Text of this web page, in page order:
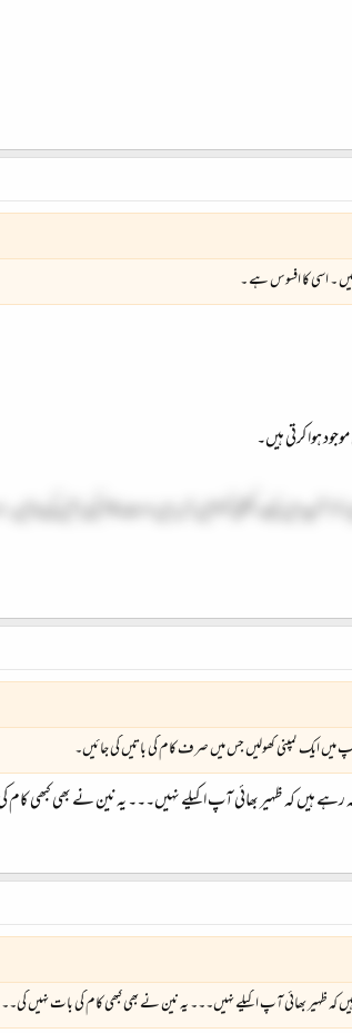
۔ اسی کا افسوس ہے ۔
ہوا کرتی ہیں۔
میں ایک کمپنی کھولیں جس میں صرف کام کی باتیں کی
میں ایک کمپنی کھولیں جس میں صرف کام کی باتیں کی جائیں۔
ہیں کہ ظہیر بھائی آپ اکیلے نہیں۔۔۔ یہ نین نے بھی کبھی
کہ ظہیر بھائی آپ اکیلے نہیں۔۔۔ یہ نین نے بھی کبھی کام کی بات نہیں